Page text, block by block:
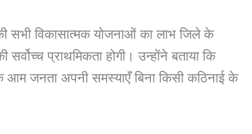
सभी विकासात्मक योजनाओं का लाभ जिले के
प्राथमिकता होगी। उन्होंने बताया कि
आम जनता अपनी समस्याएँ बिना किसी कठिनाई के